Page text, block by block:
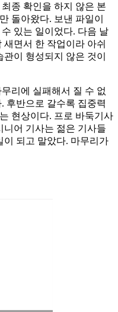
종 확인을 하지 않은 본
돌아왔다. 보낸 파일이
있는 일이었다. 다음 날
면서 한 작업이라 아쉬
이 형성되지 않은 것이
리에 실패해서 질 수 없
후반으로 갈수록 집중력
현상이다. 프로 바둑기사
니어 기사는 젊은 기사들
이 되고 말았다. 마무리가